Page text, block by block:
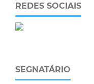
REDES SOCIAIS
SEGNATÁRIO